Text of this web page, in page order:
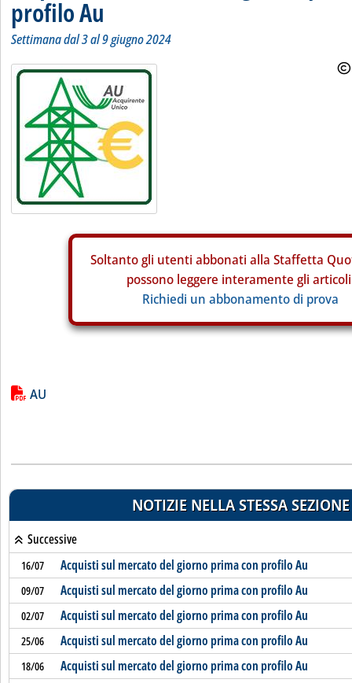
profilo Au
Settimana dal 3 al 9 giugno 2024
Soltanto gli utenti abbonati alla Staffetta
possono leggere interamente gli
Richiedi un abbonamento di prova
Lista allegati PDF alla notizia
AU
NOTIZIE NELLA STESSA SEZIONE
Successive
16/07 Acquisti sul mercato del giorno prima con profilo Au
09/07 Acquisti sul mercato del giorno prima con profilo Au
02/07 Acquisti sul mercato del giorno prima con profilo Au
25/06 Acquisti sul mercato del giorno prima con profilo Au
18/06 Acquisti sul mercato del giorno prima con profilo Au